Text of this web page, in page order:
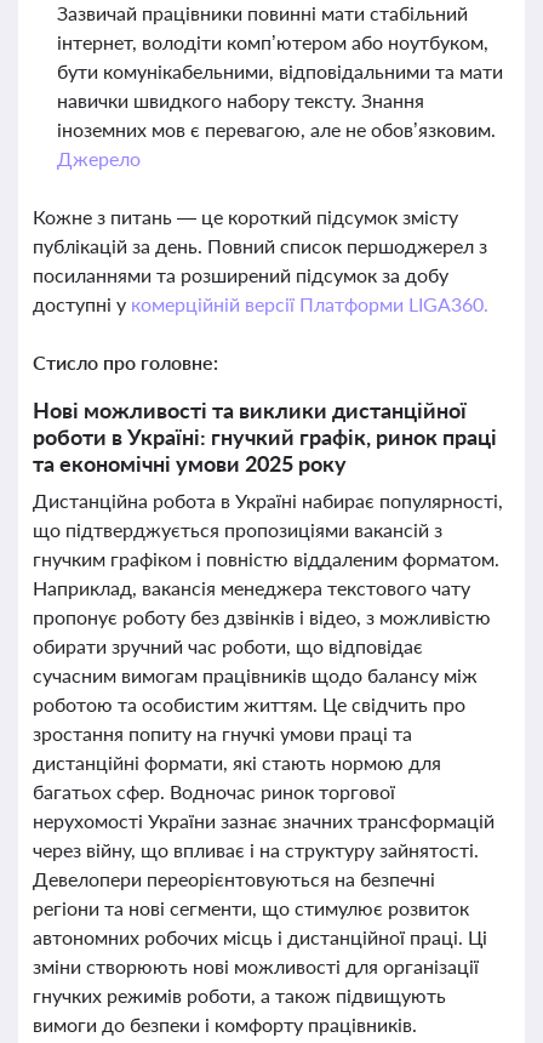
Зазвичай працівники повинні мати стабільний
інтернет, володіти комп’ютером або ноутбуком,
бути комунікабельними, відповідальними та мати
навички швидкого набору тексту. Знання
іноземних мов є перевагою, але не обов’язковим.
Джерело
Кожне з питань — це короткий підсумок змісту
публікацій за день. Повний список першоджерел з
посиланнями та розширений підсумок за добу
доступні у комерційній версії Платформи LIGA360.
Стисло про головне:
Нові можливості та виклики дистанційної
роботи в Україні: гнучкий графік, ринок праці
та економічні умови 2025 року
Дистанційна робота в Україні набирає популярності,
що підтверджується пропозиціями вакансій з
гнучким графіком і повністю віддаленим форматом.
Наприклад, вакансія менеджера текстового чату
пропонує роботу без дзвінків і відео, з можливістю
обирати зручний час роботи, що відповідає
сучасним вимогам працівників щодо балансу між
роботою та особистим життям. Це свідчить про
зростання попиту на гнучкі умови праці та
дистанційні формати, які стають нормою для
багатьох сфер. Водночас ринок торгової
нерухомості України зазнає значних трансформацій
через війну, що впливає і на структуру зайнятості.
Девелопери переорієнтовуються на безпечні
регіони та нові сегменти, що стимулює розвиток
автономних робочих місць і дистанційної праці. Ці
зміни створюють нові можливості для організації
гнучких режимів роботи, а також підвищують
вимоги до безпеки і комфорту працівників.